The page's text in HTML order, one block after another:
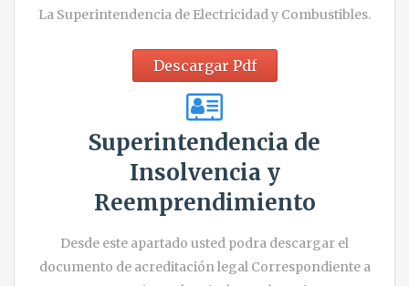
La Superintendencia de Electricidad y Combustibles.
Descargar Pdf
Superintendencia de
Insolvencia y
Reemprendimiento
Desde este apartado usted podra descargar el
documento de acreditación legal Correspondiente a